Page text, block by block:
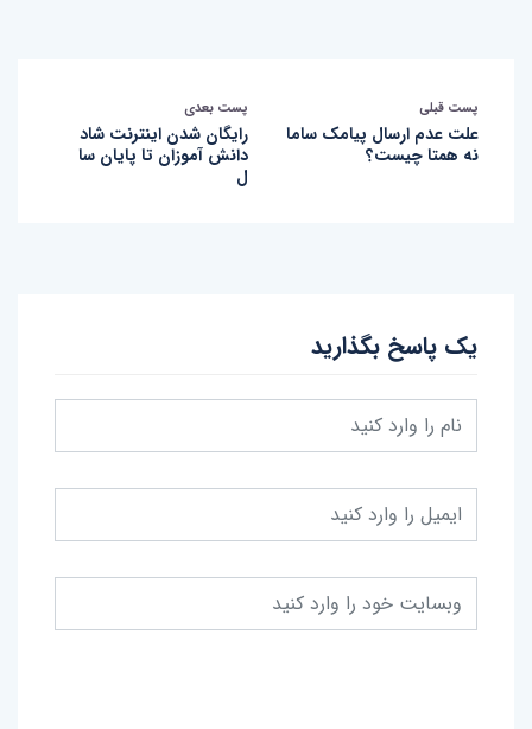
پست قبلی
علت عدم ارسال پیامک ساما
نه همتا چیست؟
پست بعدی
رایگان شدن اینترنت شاد
دانش آموزان تا پایان سا
ل
یک پاسخ بگذارید